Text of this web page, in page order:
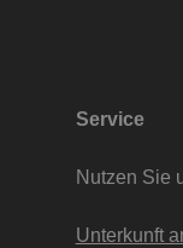
Service
Nutzen Sie
Unterkunft